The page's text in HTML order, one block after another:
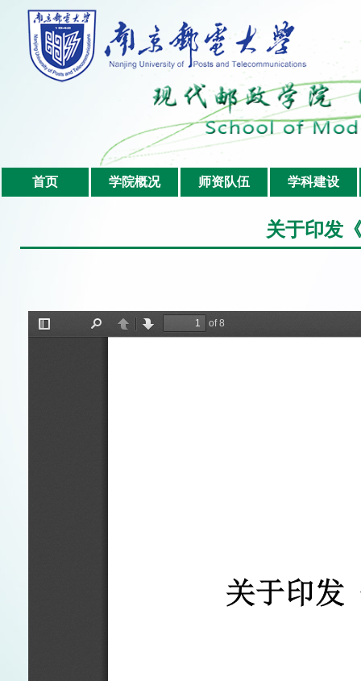
首页 学院概况 师资队伍 学科建设
关于印发